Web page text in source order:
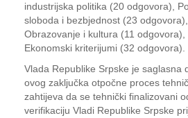
industrijska politika (20 odgovora),
sloboda i bezbjednost (23
Obrazovanje i kultura (11
Ekonomski kriterijumi (32 odgovora).
Vlada Republike Srpske je saglasna
ovog zaključka otpočne proces
zahtijeva da se tehnički finalizovani
verifikaciju Vladi Republike Srpske